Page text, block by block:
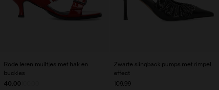
Rode leren muiltjes met hak en
buckles
40.00
Zwarte slingback pumps met rimpel
effect
109.99